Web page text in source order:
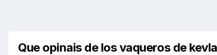
Que opinais de los vaqueros de